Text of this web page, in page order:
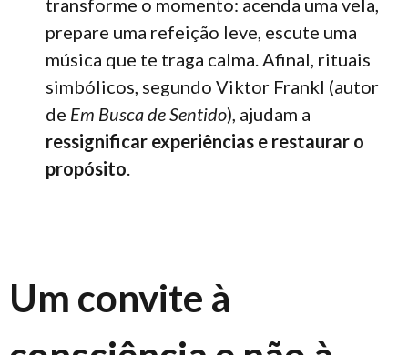
transforme o momento: acenda uma vela,
prepare uma refeição leve, escute uma
música que te traga calma. Afinal, rituais
simbólicos, segundo Viktor Frankl (autor
de Em Busca de Sentido), ajudam a
ressignificar experiências e restaurar o
propósito.
Um convite à